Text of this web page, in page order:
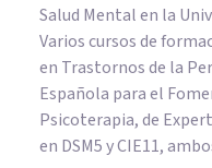
Salud Mental en la
Varios cursos de
en Trastornos de la
Española para el
Psicoterapia, de
en DSM5 y CIE11,